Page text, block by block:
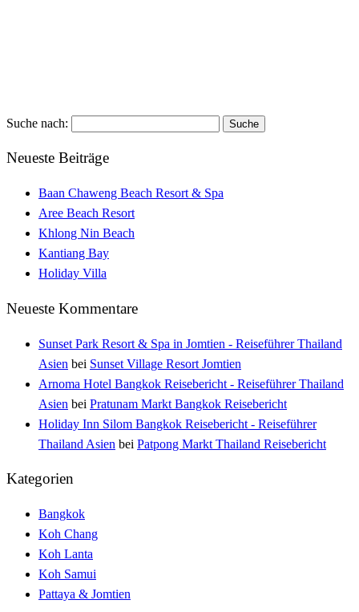
Suche nach:
Neueste Beiträge
Baan Chaweng Beach Resort & Spa
Aree Beach Resort
Khlong Nin Beach
Kantiang Bay
Holiday Villa
Neueste Kommentare
Sunset Park Resort & Spa in Jomtien - Reiseführer Thailand
Asien bei Sunset Village Resort Jomtien
Arnoma Hotel Bangkok Reisebericht - Reiseführer Thailand
Asien bei Pratunam Markt Bangkok Reisebericht
Holiday Inn Silom Bangkok Reisebericht - Reiseführer
Thailand Asien bei Patpong Markt Thailand Reisebericht
Kategorien
Bangkok
Koh Chang
Koh Lanta
Koh Samui
Pattaya & Jomtien